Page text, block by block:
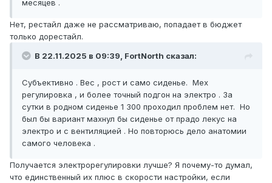
месяцев .
Нет, рестайл даже не рассматриваю, попадает в бюджет
только дорестайл.
В 22.11.2025 в 09:39, FоrtNorth сказал:
Субъективно . Вес , рост и само сиденье. Мех
регулировка , и более точный подгон на электро . За
сутки в родном сиденье 1 300 проходил проблем нет. Но
был бы вариант махнул бы сиденье от прадо лекус на
электро и с вентиляцией . Но повторюсь дело анатомии
самого человека .
Получается электрорегулировки лучше? Я почему-то думал,
что единственный их плюс в скорости настройки, если